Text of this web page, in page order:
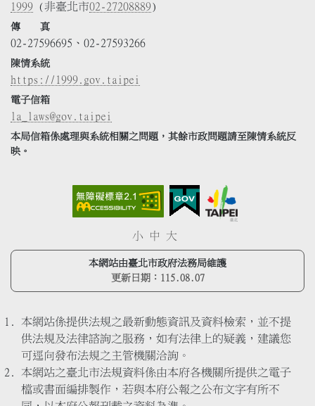
1999 (非臺北市02-27208889)
傳 真
02-27596695、02-27593266
陳情系統
https://1999.gov.taipei
電子信箱
la_laws@gov.taipei
本局信箱係處理與系統相關之問題，其餘市政問題請至陳情系統反
映。
小 中 大
本網站由臺北市政府法務局維護
更新日期： 115.08.07
本網站係提供法規之最新動態資訊及資料檢索，並不提
供法規及法律諮詢之服務，如有法律上的疑義，建議您
可逕向發布法規之主管機關洽詢。
本網站之臺北市法規資料係由本府各機關所提供之電子
檔或書面編排製作，若與本府公報之公布文字有所不